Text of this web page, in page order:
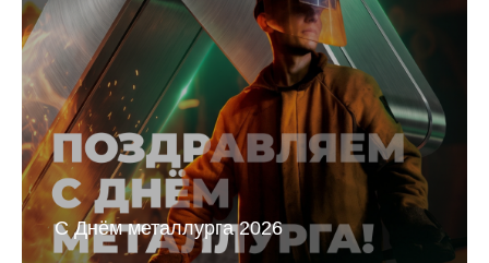
С Днём металлурга 2026